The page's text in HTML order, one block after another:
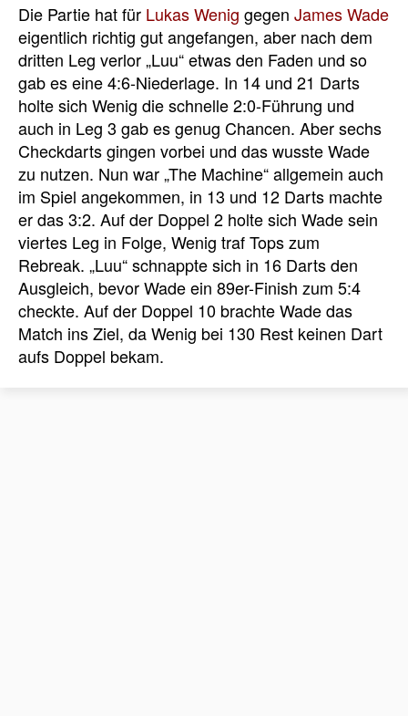
Die Partie hat für Lukas Wenig gegen James Wade
eigentlich richtig gut angefangen, aber nach dem
dritten Leg verlor „Luu“ etwas den Faden und so
gab es eine 4:6-Niederlage. In 14 und 21 Darts
holte sich Wenig die schnelle 2:0-Führung und
auch in Leg 3 gab es genug Chancen. Aber sechs
Checkdarts gingen vorbei und das wusste Wade
zu nutzen. Nun war „The Machine“ allgemein auch
im Spiel angekommen, in 13 und 12 Darts machte
er das 3:2. Auf der Doppel 2 holte sich Wade sein
viertes Leg in Folge, Wenig traf Tops zum
Rebreak. „Luu“ schnappte sich in 16 Darts den
Ausgleich, bevor Wade ein 89er-Finish zum 5:4
checkte. Auf der Doppel 10 brachte Wade das
Match ins Ziel, da Wenig bei 130 Rest keinen Dart
aufs Doppel bekam.